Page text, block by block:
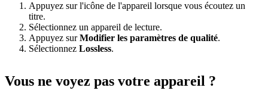
Appuyez sur l'icône de l'appareil lorsque vous écoutez un
titre.
Sélectionnez un appareil de lecture.
Appuyez surModifier les paramètres de qualité.
Sélectionnez Lossless.
Vous ne voyez pas votre appareil ?